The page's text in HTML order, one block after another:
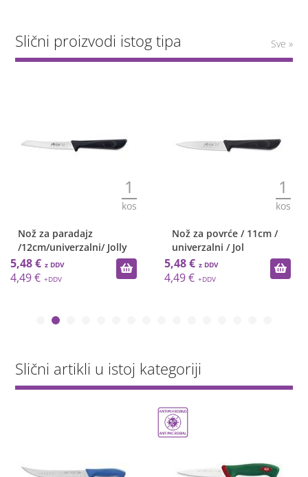
Slični proizvodi istog tipa Sve »
1
kos
Nož za paradajz
/12cm/univerzalni/ Jolly
5,48 €
4,49 €
1
kos
Nož za povrće / 11cm /
univerzalni / Jol
5,48 €
4,49 €
Slični artikli u istoj kategoriji